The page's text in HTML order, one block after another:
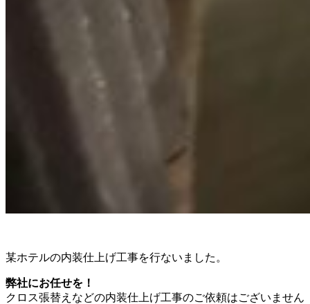
某ホテルの内装仕上げ工事を行ないました。
弊社にお任せを！
クロス張替えなどの内装仕上げ工事のご依頼はございません